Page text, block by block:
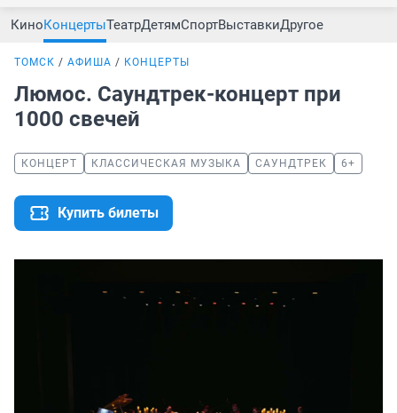
КиноКонцертыТеатрДетямСпортВыставкиДругое
ТОМСК АФИША КОНЦЕРТЫ
Люмос. Саундтрек-концерт при
1000 свечей
КОНЦЕРТ КЛАССИЧЕСКАЯ МУЗЫКА САУНДТРЕК 6+
Купить билеты